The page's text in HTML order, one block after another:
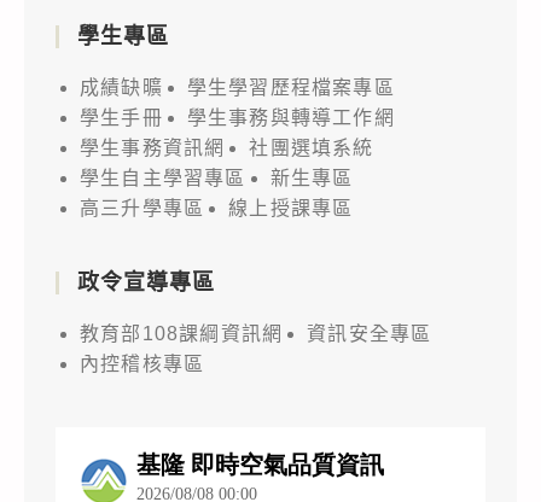
學生專區
成績缺曠
學生學習歷程檔案專區
學生手冊
學生事務與轉導工作網
學生事務資訊網
社團選填系統
學生自主學習專區
新生專區
高三升學專區
線上授課專區
政令宣導專區
教育部108課綱資訊網
資訊安全專區
內控稽核專區